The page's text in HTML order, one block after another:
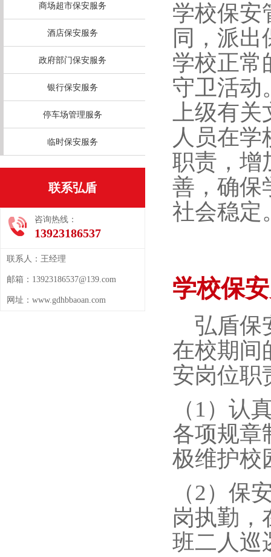
商场超市保安服务
酒店保安服务
政府部门保安服务
银行保安服务
停车场管理服务
临时保安服务
联系弘盾
咨询热线：
13923186537
联系人：王经理
邮箱：13923186537@139.com
网址：www.gdhbbaoan.com
学校保安
同，派
学校正常
守卫活动
上级有
人员在
职责，增
善，确保
社会稳定
学校保
弘盾保
在校期间
安岗位职
（1）认
各项规章
极维护校
（2）保
岗执勤，
班二人巡